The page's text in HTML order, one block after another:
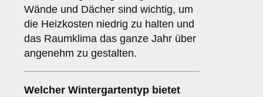
Wände und Dächer sind wichtig, um
die Heizkosten niedrig zu halten und
das Raumklima das ganze Jahr über
angenehm zu gestalten.
Welcher Wintergartentyp bietet